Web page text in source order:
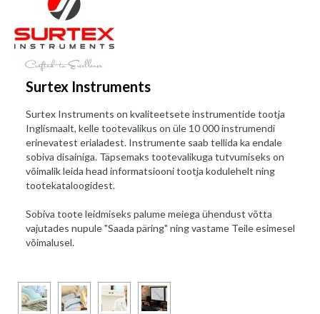
Surtex Instruments
Surtex Instruments on kvaliteetsete instrumentide tootja
Inglismaalt, kelle tootevalikus on üle 10 000 instrumendi
erinevatest erialadest. Instrumente saab tellida ka endale
sobiva disainiga. Täpsemaks tootevalikuga tutvumiseks on
võimalik leida head informatsiooni tootja kodulehelt ning
tootekataloogidest.
Sobiva toote leidmiseks palume meiega ühendust võtta
vajutades nupule "Saada päring" ning vastame Teile esimesel
võimalusel.